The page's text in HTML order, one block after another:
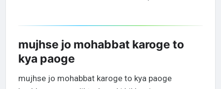
mujhse jo mohabbat karoge to
kya paoge
mujhse jo mohabbat karoge to kya paoge